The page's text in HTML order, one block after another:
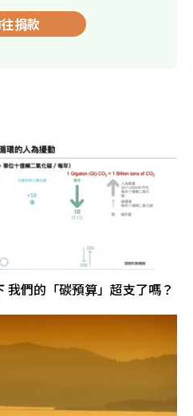
捐款
們的「碳預算」超支了嗎？